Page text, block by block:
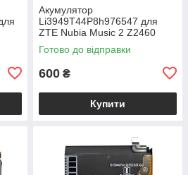
Акумулятор
Li3949T44P8h976547 для
ZTE Nubia Music 2 Z2460
Готово до відправки
600 ₴
Купити